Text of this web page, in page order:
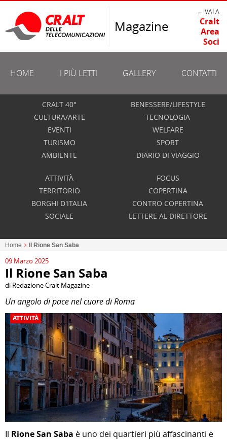
Magazine
← VAI A
Cralt
Area
Soci
HOME I PIÙ LETTI GALLERY CONTATTI
CRALT 40°
CULTURA/ARTE
EVENTI
TURISMO
AMBIENTE
BENESSERE/LIFESTYLE
TECNOLOGIA
WELFARE
SPORT
DIARIO DI VIAGGIO
ATTIVITÀ
TERRITORIO
BORGHI D'ITALIA
SOCIALE
FOCUS
COPERTINA
CONTRO COPERTINA
LETTERE AL DIRETTORE
Home Il Rione San Saba
09 Marzo 2025
Il Rione San Saba
di Redazione Cralt Magazine
Un angolo di pace nel cuore di Roma
ATTIVITÀ
Il Rione San Saba è uno dei quartieri più affascinanti e